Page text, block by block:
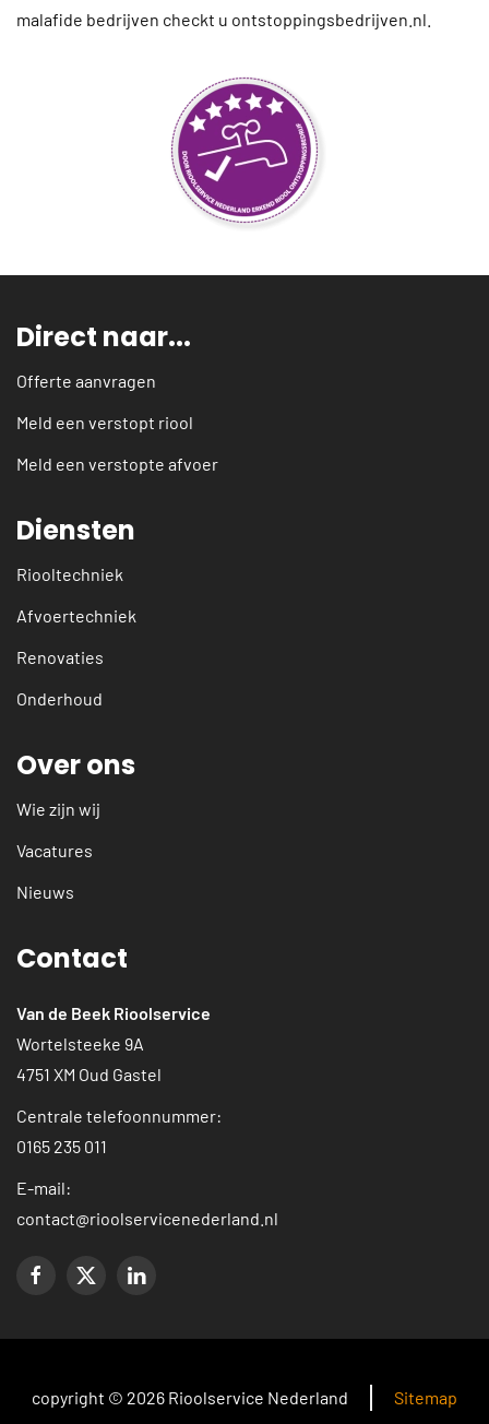
malafide bedrijven checkt u ontstoppingsbedrijven.nl.
Direct naar...
Offerte aanvragen
Meld een verstopt riool
Meld een verstopte afvoer
Diensten
Riooltechniek
Afvoertechniek
Renovaties
Onderhoud
Over ons
Wie zijn wij
Vacatures
Nieuws
Contact
Van de Beek Rioolservice
Wortelsteeke 9A
4751 XM Oud Gastel
Centrale telefoonnummer:
0165 235 011
E-mail:
contact@rioolservicenederland.nl
copyright © 2026 Rioolservice Nederland Sitemap